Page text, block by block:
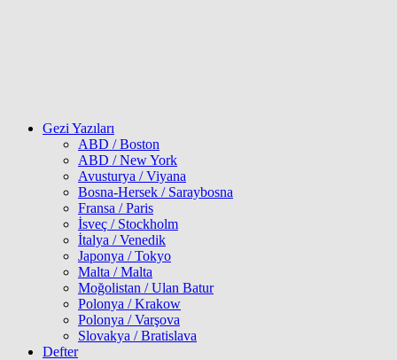
Gezi Yazıları
ABD / Boston
ABD / New York
Avusturya / Viyana
Bosna-Hersek / Saraybosna
Fransa / Paris
İsveç / Stockholm
İtalya / Venedik
Japonya / Tokyo
Malta / Malta
Moğolistan / Ulan Batur
Polonya / Krakow
Polonya / Varşova
Slovakya / Bratislava
Defter